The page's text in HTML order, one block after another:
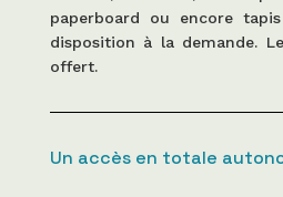
paperboard ou encore
disposition à la demande.
offert.
Un accès en totale